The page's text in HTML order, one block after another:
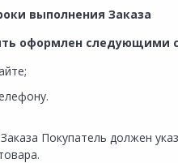
выполнения Заказа
оформлен следующими
Покупатель должен